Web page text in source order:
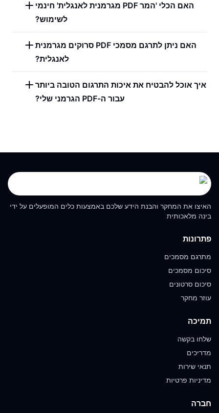
האם הכלי 'המר PDF מגרמנית לאנגלית' חינמי
לשימוש?
האם ניתן לתרגם מסמכי PDF סרוקים מגרמנית
לאנגלית?
איך אוכל להבטיח את איכות התרגום הטובה ביותר
עבור ה-PDF הגרמני שלי?
האיצו את המחקר והבנת הידע שלכם באמצעות כלים המופעלים על ידי
בינה מלאכותית
פתרונות
מתרגם מסמכים
סיכום מסמכים
סיכום סרטונים
עוזר מחקר
תמיכה
שלחו בקשה
מדריכים
תנאי שירות
מדיניות פרטיות
חברה